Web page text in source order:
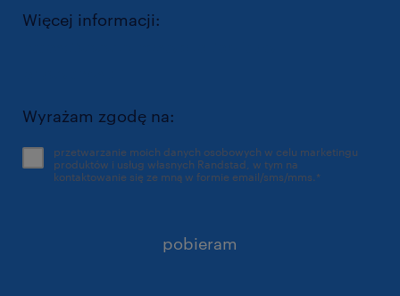
Więcej informacji:
Wyrażam zgodę na:
przetwarzanie moich danych osobowych w celu marketingu
produktów i usług własnych Randstad, w tym na
kontaktowanie się ze mną w formie email/sms/mms. *